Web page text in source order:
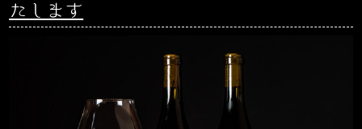
たします